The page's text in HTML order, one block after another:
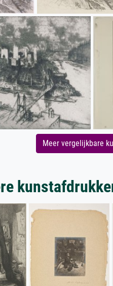
Meer vergelijkbare